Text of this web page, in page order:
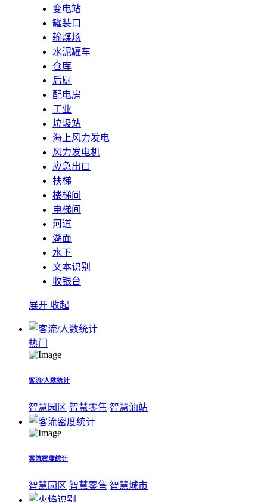
变电站
罐装口
输煤场
水泥罐车
仓库
后厨
配电房
工业
垃圾站
海上风力发电
风力发电机
应急出口
扶梯
楼梯间
电梯间
河道
湖面
水下
文本识别
收银台
展开 收起
热门
客流/人数统计
智慧园区 智慧零售 智慧油站
客流密度统计
智慧园区 智慧零售 智慧城市